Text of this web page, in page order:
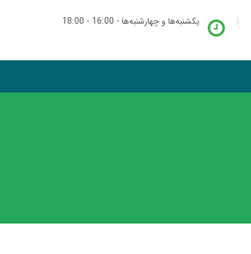
یکشنبه‌ها و چهارشنبه‌ها - 16:00 - 18:00